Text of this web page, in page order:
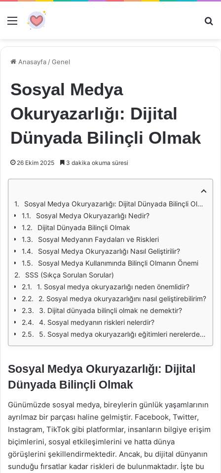
Menü
Anasayfa /Genel
Sosyal Medya
Okuryazarlığı: Dijital
Dünyada Bilinçli Olmak
26 Ekim 2025 3 dakika okuma süresi
Sosyal Medya Okuryazarlığı: Dijital Dünyada Bilinçli Olmak
Sosyal Medya Okuryazarlığı Nedir?
Dijital Dünyada Bilinçli Olmak
Sosyal Medyanın Faydaları ve Riskleri
Sosyal Medya Okuryazarlığı Nasıl Geliştirilir?
Sosyal Medya Kullanımında Bilinçli Olmanın Önemi
SSS (Sıkça Sorulan Sorular)
1. Sosyal medya okuryazarlığı neden önemlidir?
2. Sosyal medya okuryazarlığını nasıl geliştirebilirim?
3. Dijital dünyada bilinçli olmak ne demektir?
4. Sosyal medyanın riskleri nelerdir?
5. Sosyal medya okuryazarlığı eğitimleri nerelerde verilmektedir?
Sosyal Medya Okuryazarlığı: Dijital
Dünyada Bilinçli Olmak
Günümüzde sosyal medya, bireylerin günlük yaşamlarının
ayrılmaz bir parçası haline gelmiştir. Facebook, Twitter,
Instagram, TikTok gibi platformlar, insanların bilgiye erişim
biçimlerini, sosyal etkileşimlerini ve hatta dünya
görüşlerini şekillendirmektedir. Ancak, bu dijital dünyanın
sunduğu fırsatlar kadar riskleri de bulunmaktadır. İşte bu